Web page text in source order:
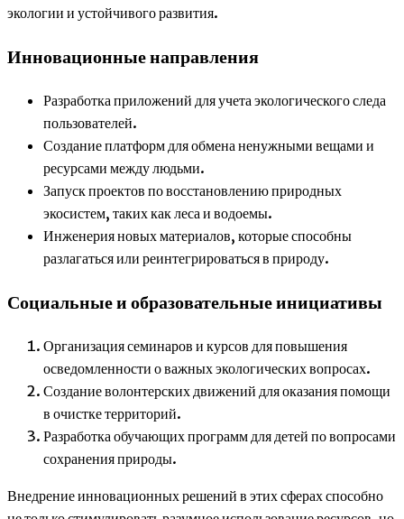
экологии и устойчивого развития.
Инновационные направления
Разработка приложений для учета экологического следа
пользователей.
Создание платформ для обмена ненужными вещами и
ресурсами между людьми.
Запуск проектов по восстановлению природных
экосистем, таких как леса и водоемы.
Инженерия новых материалов, которые способны
разлагаться или реинтегрироваться в природу.
Социальные и образовательные инициативы
Организация семинаров и курсов для повышения
осведомленности о важных экологических вопросах.
Создание волонтерских движений для оказания помощи
в очистке территорий.
Разработка обучающих программ для детей по вопросами
сохранения природы.
Внедрение инновационных решений в этих сферах способно